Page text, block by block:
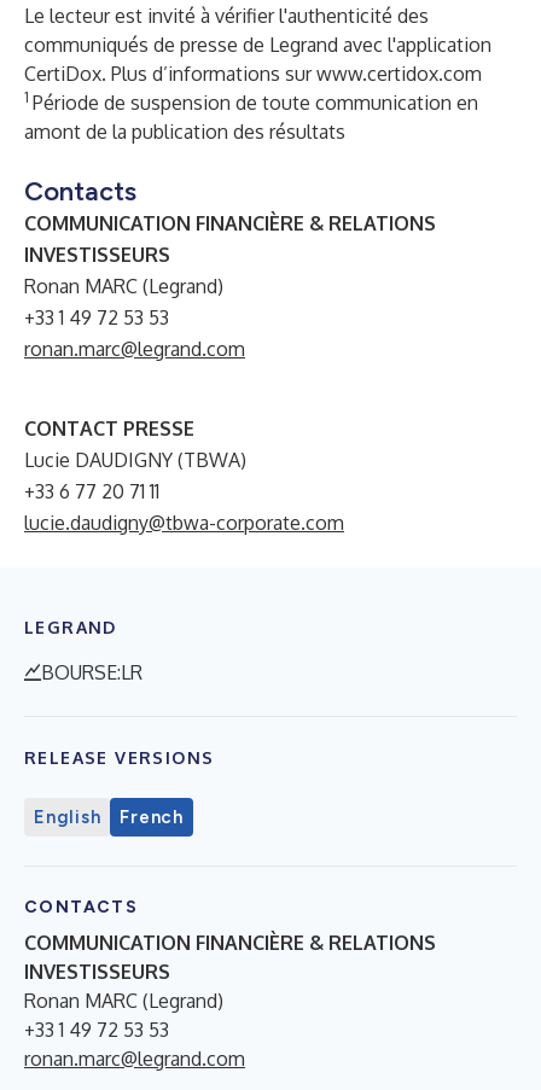
Le lecteur est invité à vérifier l'authenticité des
communiqués de presse de Legrand avec l'application
CertiDox. Plus d’informations surwww.certidox.com
1 Période de suspension de toute communication en
amont de la publication des résultats
Contacts
COMMUNICATION FINANCIÈRE & RELATIONS
INVESTISSEURS
Ronan MARC (Legrand)
+33 1 49 72 53 53
ronan.marc@legrand.com
CONTACT PRESSE
Lucie DAUDIGNY (TBWA)
+33 6 77 20 71 11
lucie.daudigny@tbwa-corporate.com
LEGRAND
BOURSE:LR
RELEASE VERSIONS
English French
CONTACTS
COMMUNICATION FINANCIÈRE & RELATIONS
INVESTISSEURS
Ronan MARC (Legrand)
+33 1 49 72 53 53
ronan.marc@legrand.com